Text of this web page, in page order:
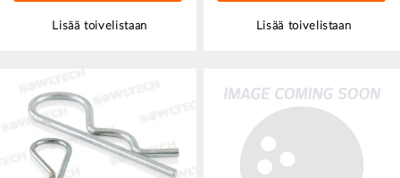
Lisää toivelistaan Lisää toivelistaan